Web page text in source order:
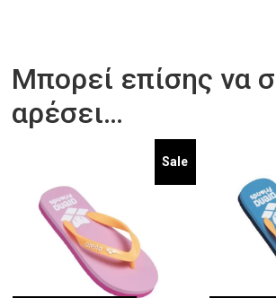
Μπορεί επίσης να
αρέσει…
Sale